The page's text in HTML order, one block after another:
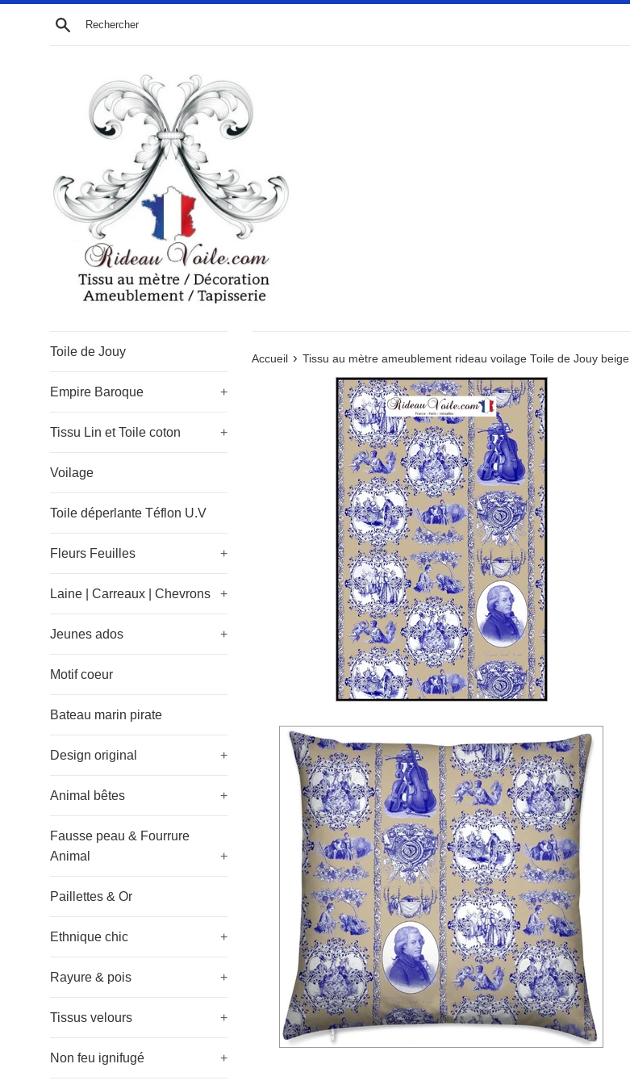
Passer
Recherche
Toile de Jouy
Empire Baroque +
Tissu Lin et Toile coton +
Voilage
Toile déperlante Téflon U.V
Fleurs Feuilles +
Laine | Carreaux | Chevrons +
Jeunes ados +
Motif coeur
Bateau marin pirate
Design original +
Animal bêtes +
Fausse peau & Fourrure
Animal
+
Paillettes & Or
Ethnique chic +
Rayure & pois +
Tissus velours +
Non feu ignifugé +
Accueil › Tissu au mètre ameublement rideau voilage Toile de Jouy beige